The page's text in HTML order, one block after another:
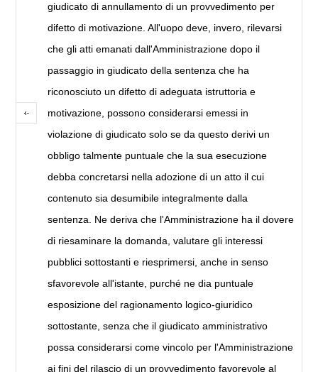
giudicato di annullamento di un provvedimento per
difetto di motivazione. All'uopo deve, invero, rilevarsi
che gli atti emanati dall'Amministrazione dopo il
passaggio in giudicato della sentenza che ha
riconosciuto un difetto di adeguata istruttoria e
motivazione, possono considerarsi emessi in
violazione di giudicato solo se da questo derivi un
obbligo talmente puntuale che la sua esecuzione
debba concretarsi nella adozione di un atto il cui
contenuto sia desumibile integralmente dalla
sentenza. Ne deriva che l'Amministrazione ha il dovere
di riesaminare la domanda, valutare gli interessi
pubblici sottostanti e riesprimersi, anche in senso
sfavorevole all'istante, purché ne dia puntuale
esposizione del ragionamento logico-giuridico
sottostante, senza che il giudicato amministrativo
possa considerarsi come vincolo per l'Amministrazione
ai fini del rilascio di un provvedimento favorevole al